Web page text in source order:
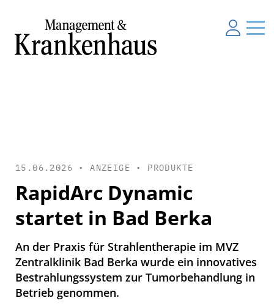
15.06.2026 • ANZEIGE • PRODUKTE
RapidArc Dynamic
startet in Bad Berka
An der Praxis für Strahlentherapie im MVZ
Zentralklinik Bad Berka wurde ein innovatives
Bestrahlungssystem zur Tumorbehandlung in
Betrieb genommen.